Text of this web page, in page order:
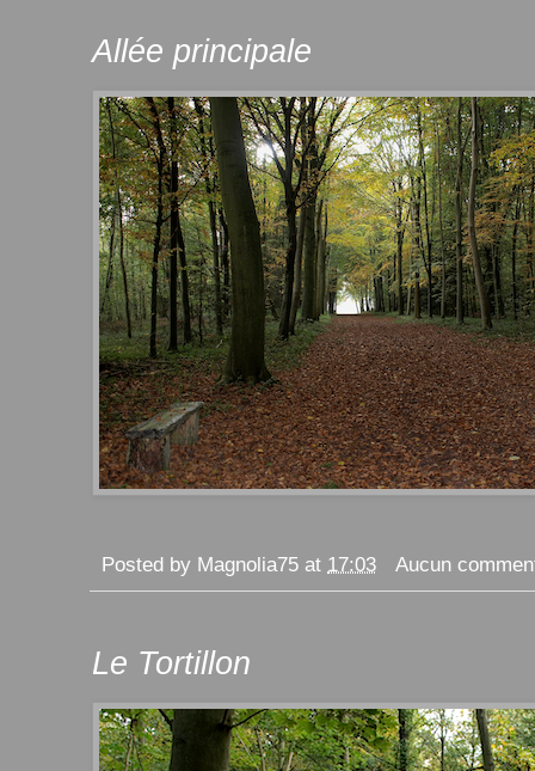
Allée principale
Posted by Magnolia75 at 17:03 Aucun
Le Tortillon